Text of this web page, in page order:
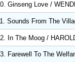
Ginseng Love /
Sounds From The
In The Moog /
Farewell To The